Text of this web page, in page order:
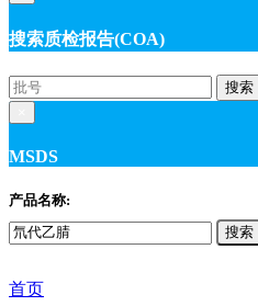
搜索质检报告(COA)
搜索
MSDS
产品名称:
搜索
首页